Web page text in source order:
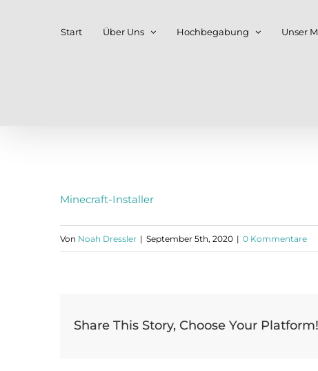
Start Über Uns Hochbegabung Unser
Minecraft-Installer
Von Noah Dressler | September 5th, 2020 | 0 Kommentare
Share This Story, Choose Your Platform!